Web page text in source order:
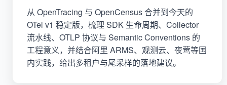
从 OpenTracing 与 OpenCensus 合并到今天的
OTel v1 稳定版，梳理 SDK 生命周期、Collector
流水线、OTLP 协议与 Semantic Conventions 的
工程意义，并结合阿里 ARMS、观测云、夜莺等国
内实践，给出多租户与尾采样的落地建议。